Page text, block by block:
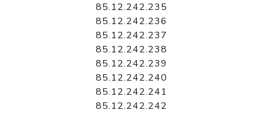
85.12.242.235
85.12.242.236
85.12.242.237
85.12.242.238
85.12.242.239
85.12.242.240
85.12.242.241
85.12.242.242